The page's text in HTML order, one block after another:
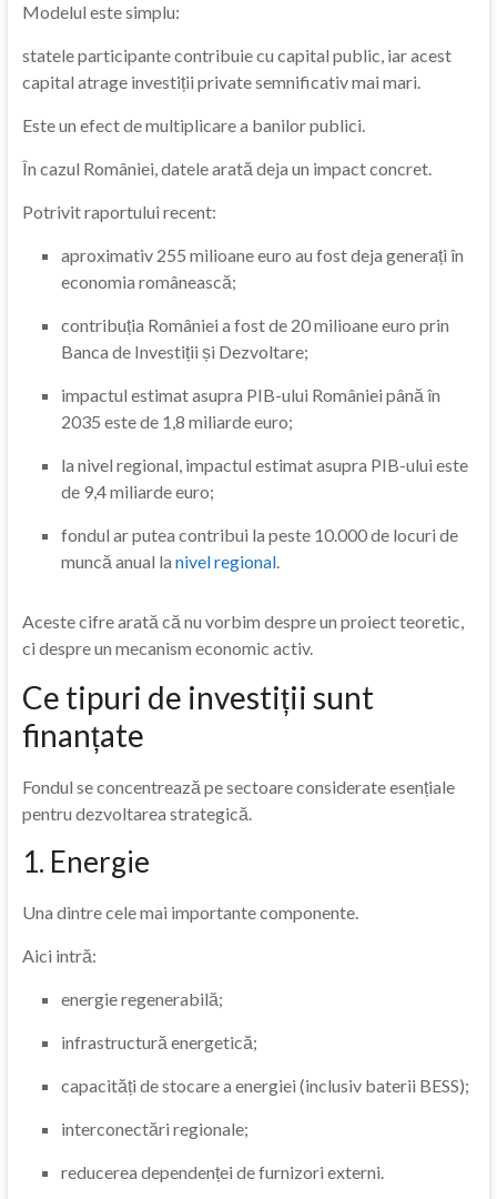
Modelul este simplu:
statele participante contribuie cu capital public, iar acest
capital atrage investiții private semnificativ mai mari.
Este un efect de multiplicare a banilor publici.
În cazul României, datele arată deja un impact concret.
Potrivit raportului recent:
aproximativ 255 milioane euro au fost deja generați în
economia românească;
contribuția României a fost de 20 milioane euro prin
Banca de Investiții și Dezvoltare;
impactul estimat asupra PIB-ului României până în
2035 este de 1,8 miliarde euro;
la nivel regional, impactul estimat asupra PIB-ului este
de 9,4 miliarde euro;
fondul ar putea contribui la peste 10.000 de locuri de
muncă anual la nivel regional.
Aceste cifre arată că nu vorbim despre un proiect teoretic,
ci despre un mecanism economic activ.
Ce tipuri de investiții sunt
finanțate
Fondul se concentrează pe sectoare considerate esențiale
pentru dezvoltarea strategică.
1. Energie
Una dintre cele mai importante componente.
Aici intră:
energie regenerabilă;
infrastructură energetică;
capacități de stocare a energiei (inclusiv baterii BESS);
interconectări regionale;
reducerea dependenței de furnizori externi.